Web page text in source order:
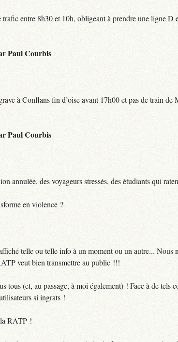
entre 8h30 et 10h, obligeant à prendre une ligne D
Paul Courbis
à Conflans fin d’oise avant 17h00 et pas de train
Paul Courbis
annulée, des voyageurs stressés, des étudiants qui
en violence ?
telle ou telle info à un moment ou un autre... Nous
veut bien transmettre au public !!!
(et, au passage, à moi également) ! Face à de tels
si ingrats !
la RATP !